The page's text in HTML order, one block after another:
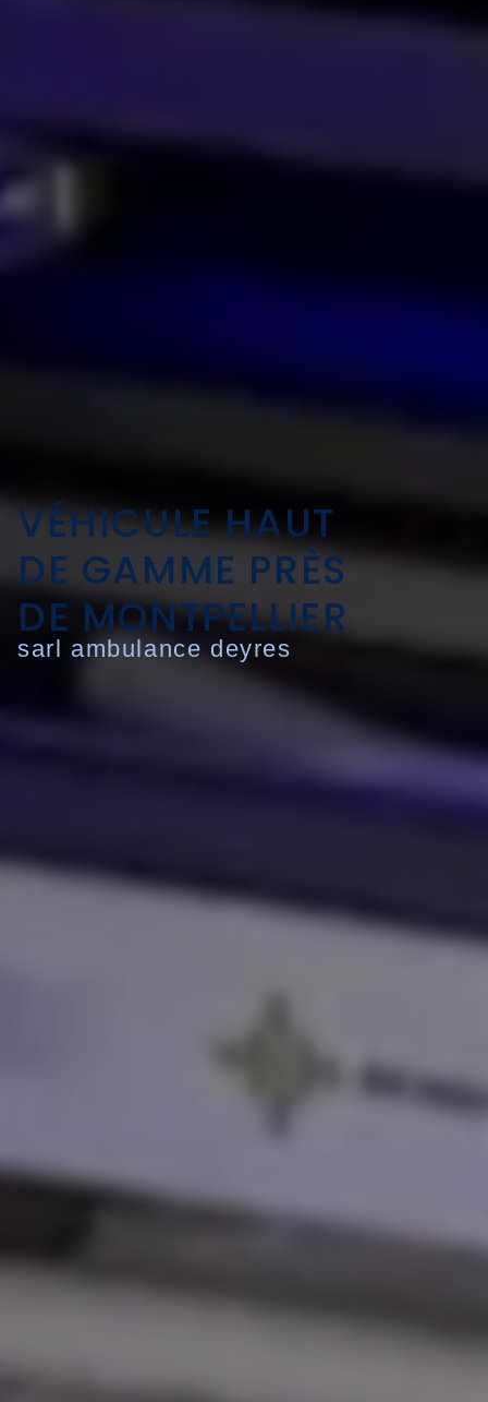
VÉHICULE HAUT
DE GAMME PRÈS
DE MONTPELLIER
sarl ambulance deyres